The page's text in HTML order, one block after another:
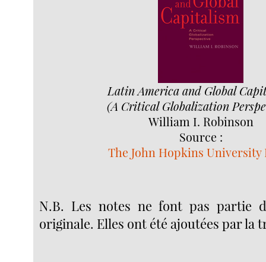
Latin America and Global
(A Critical Globalization
William I. Robinson
Source :
The John Hopkins University
N.B. Les notes ne font pas partie
originale. Elles ont été ajoutées par la